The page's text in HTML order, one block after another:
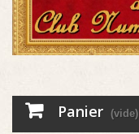
Panier (vide)